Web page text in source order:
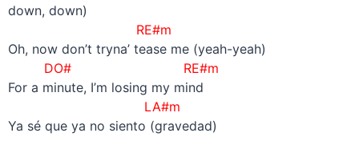
down, down)
RE#m
Oh, now don’t tryna’ tease me (yeah-yeah)
DO# RE#m
For a minute, I’m losing my mind
LA#m
Ya sé que ya no siento (gravedad)